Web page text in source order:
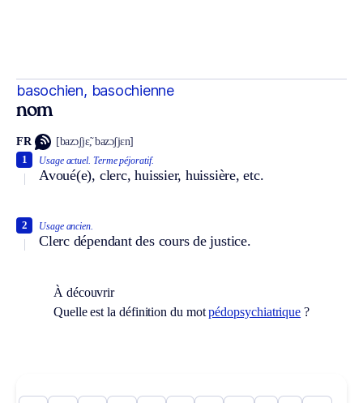
basochien, basochienne
nom
FR [bazɔʃjɛ̃, bazɔʃjɛn]
Usage actuel. Terme péjoratif.
Avoué(e), clerc, huissier, huissière, etc.
1
Usage ancien.
Clerc dépendant des cours de justice.
2
À découvrir
Quelle est la définition du motpédopsychiatrique ?